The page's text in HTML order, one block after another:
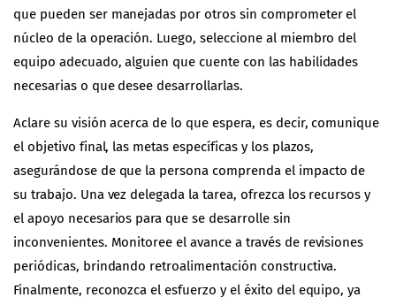
que pueden ser manejadas por otros sin comprometer el
núcleo de la operación. Luego, seleccione al miembro del
equipo adecuado, alguien que cuente con las habilidades
necesarias o que desee desarrollarlas.
Aclare su visión acerca de lo que espera, es decir, comunique
el objetivo final, las metas específicas y los plazos,
asegurándose de que la persona comprenda el impacto de
su trabajo. Una vez delegada la tarea, ofrezca los recursos y
el apoyo necesarios para que se desarrolle sin
inconvenientes. Monitoree el avance a través de revisiones
periódicas, brindando retroalimentación constructiva.
Finalmente, reconozca el esfuerzo y el éxito del equipo, ya